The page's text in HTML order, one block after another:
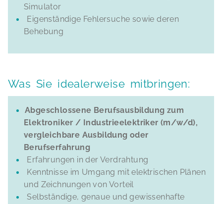
Simulator
Eigenständige Fehlersuche sowie deren
Behebung
Was Sie idealerweise mitbringen:
Abgeschlossene Berufsausbildung zum
Elektroniker / Industrieelektriker (m/w/d),
vergleichbare Ausbildung oder
Berufserfahrung
Erfahrungen in der Verdrahtung
Kenntnisse im Umgang mit elektrischen Plänen
und Zeichnungen von Vorteil
Selbständige, genaue und gewissenhafte